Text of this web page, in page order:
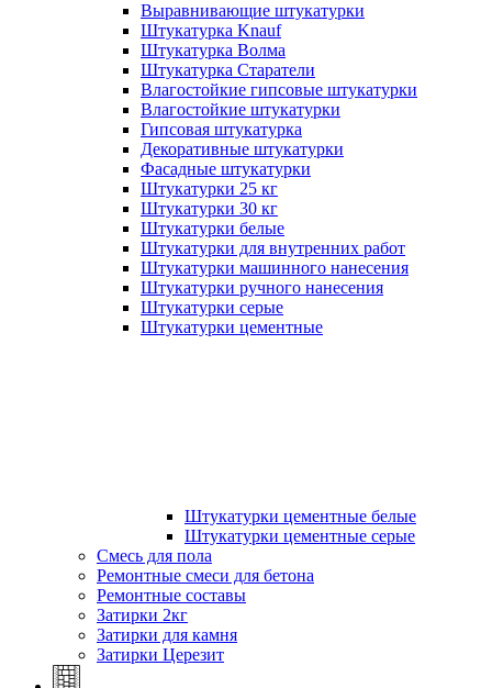
Выравнивающие штукатурки
Штукатурка Knauf
Штукатурка Волма
Штукатурка Старатели
Влагостойкие гипсовые штукатурки
Влагостойкие штукатурки
Гипсовая штукатурка
Декоративные штукатурки
Фасадные штукатурки
Штукатурки 25 кг
Штукатурки 30 кг
Штукатурки белые
Штукатурки для внутренних работ
Штукатурки машинного нанесения
Штукатурки ручного нанесения
Штукатурки серые
Штукатурки цементные
Штукатурки цементные белые
Штукатурки цементные серые
Смесь для пола
Ремонтные смеси для бетона
Ремонтные составы
Затирки 2кг
Затирки для камня
Затирки Церезит